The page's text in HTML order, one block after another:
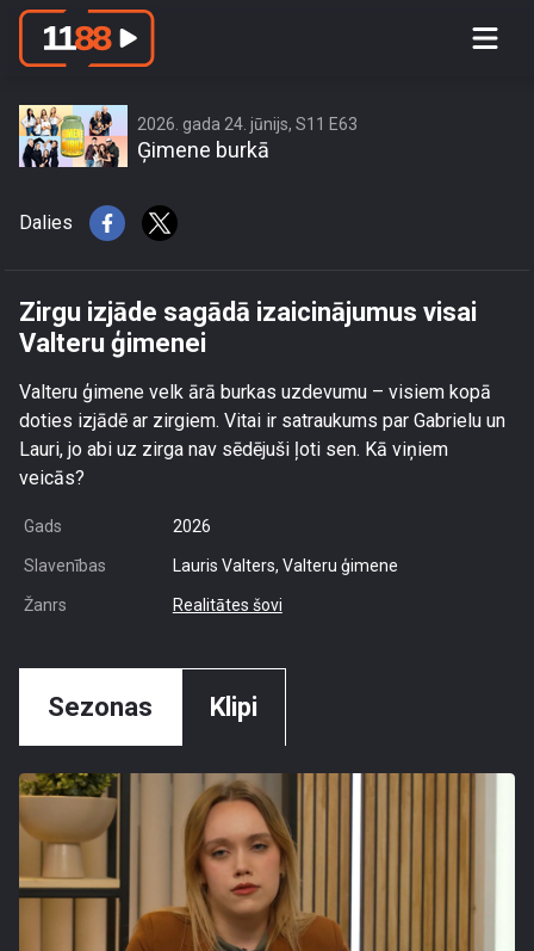
Zirgu izjāde sagādā izaicinājumus
2026. gada 24. jūnijs, S11 E63
Ģimene burkā
Dalies
Zirgu izjāde sagādā izaicinājumus visai
Valteru ģimenei
Valteru ģimene velk ārā burkas uzdevumu – visiem kopā
doties izjādē ar zirgiem. Vitai ir satraukums par Gabrielu un
Lauri, jo abi uz zirga nav sēdējuši ļoti sen. Kā viņiem
veicās?
Gads 2026
Slavenības Lauris Valters, Valteru ģimene
Žanrs Realitātes šovi
Sezonas Klipi